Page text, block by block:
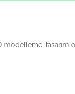
modelleme,